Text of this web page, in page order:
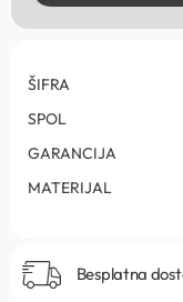
ŠIFRA
SPOL
GARANCIJA
MATERIJAL
Besplatna